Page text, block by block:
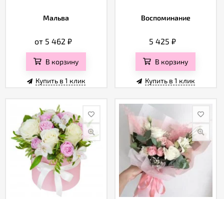
Мальва
от 5 462 ₽
В корзину
Купить в 1 клик
Воспоминание
5 425₽
В корзину
Купить в 1 клик